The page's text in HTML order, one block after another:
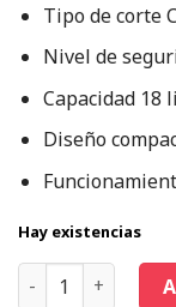
Tipo de corte
Nivel de
Capacidad 18
Diseño
Hay existencias